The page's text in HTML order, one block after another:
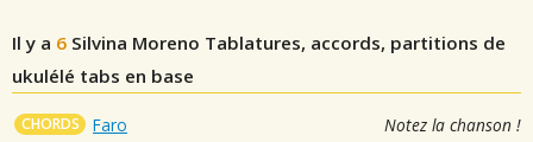
Il y a 6 Silvina Moreno Tablatures, accords, partitions de
ukulélé tabs en base
CHORDS Faro Notez la chanson !